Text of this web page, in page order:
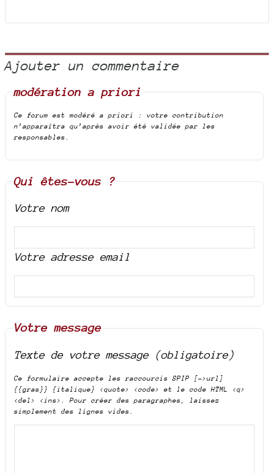
Ajouter un commentaire
modération a priori
Ce forum est modéré a priori : votre contribution
n’apparaîtra qu’après avoir été validée par les
responsables.
Qui êtes-vous ?
Votre nom
Votre adresse email
Votre message
Texte de votre message (obligatoire)
Ce formulaire accepte les raccourcis SPIP [->url]
{{gras}} {italique} <quote> <code>
et le code HTML <q>
<del> <ins> . Pour créer des paragraphes, laissez
simplement des lignes vides.